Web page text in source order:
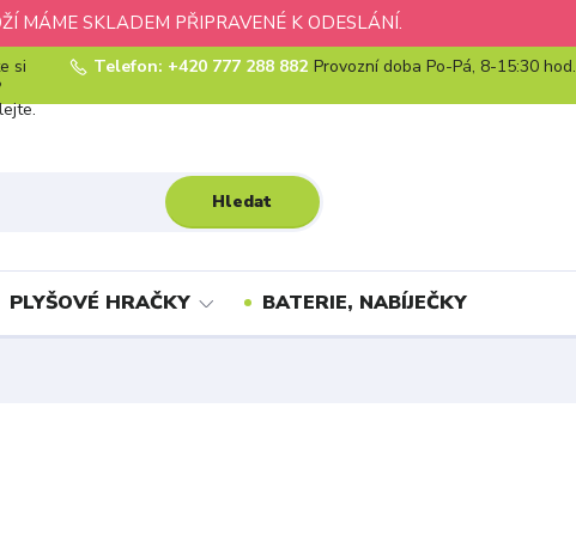
MÁME SKLADEM PŘIPRAVENÉ K ODESLÁNÍ.
Hledat
si
Telefon: +420 777 288 882 Provozní doba Po-Pá, 8-15:30 hod.
PLYŠOVÉ HRAČKY BATERIE, NABÍJEČKY